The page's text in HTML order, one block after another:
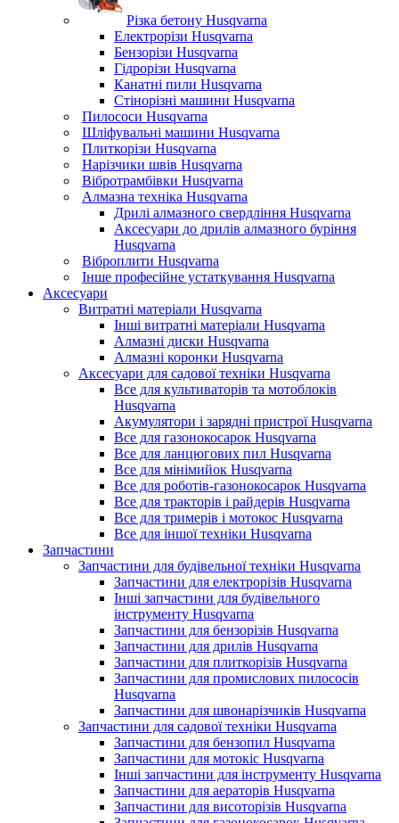
Різка бетону Husqvarna
Електрорізи Husqvarna
Бензорізи Husqvarna
Гідрорізи Husqvarna
Канатні пили Husqvarna
Стінорізні машини Husqvarna
Пилососи Husqvarna
Шліфувальні машини Husqvarna
Плиткорізи Husqvarna
Нарізчики швів Husqvarna
Вібротрамбівки Husqvarna
Алмазна техніка Husqvarna
Дрилі алмазного свердління Husqvarna
Аксесуари до дрилів алмазного буріння
Husqvarna
Віброплити Husqvarna
Інше професійне устаткування Husqvarna
Аксесуари
Витратні матеріали Husqvarna
Інші витратні матеріали Husqvarna
Алмазні диски Husqvarna
Алмазні коронки Husqvarna
Аксесуари для садової техніки Husqvarna
Все для культиваторів та мотоблоків
Husqvarna
Акумулятори і зарядні пристрої Husqvarna
Все для газонокосарок Husqvarna
Все для ланцюгових пил Husqvarna
Все для мінімийок Husqvarna
Все для роботів-газонокосарок Husqvarna
Все для тракторів і райдерів Husqvarna
Все для тримерів і мотокос Husqvarna
Все для іншої техніки Husqvarna
Запчастини
Запчастини для будівельної техніки Husqvarna
Запчастини для електрорізів Husqvarna
Інші запчастини для будівельного
інструменту Husqvarna
Запчастини для бензорізів Husqvarna
Запчастини для дрилів Husqvarna
Запчастини для плиткорізів Husqvarna
Запчастини для промислових пилососів
Husqvarna
Запчастини для швонарізчиків Husqvarna
Запчастини для садової техніки Husqvarna
Запчастини для бензопил Husqvarna
Запчастини для мотокіс Husqvarna
Інші запчастини для інструменту Husqvarna
Запчастини для аераторів Husqvarna
Запчастини для висоторізів Husqvarna